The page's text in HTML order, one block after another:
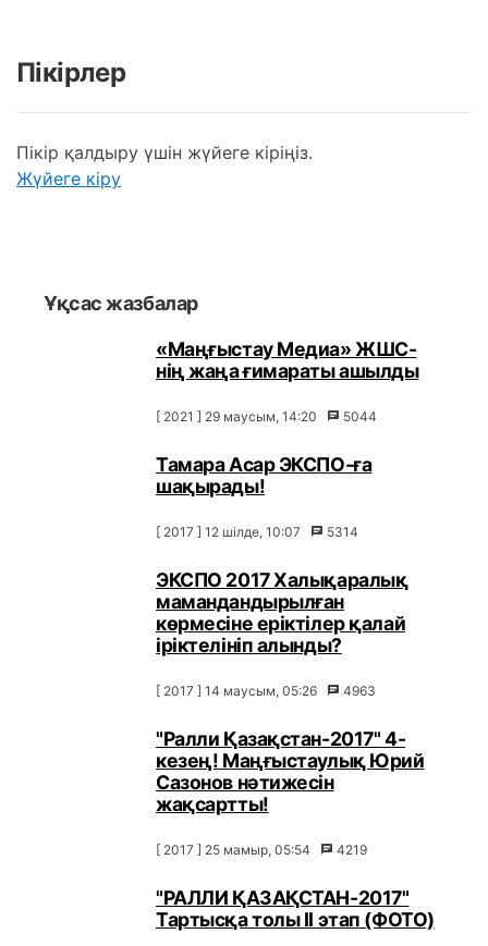
Пікірлер
Пікір қалдыру үшін жүйеге кіріңіз.
Жүйеге кіру
Ұқсас жазбалар
«Маңғыстау Медиа» ЖШС-
нің жаңа ғимараты ашылды
[ 2021 ] 29 маусым, 14:20 5044
Тамара Асар ЭКСПО-ға
шақырады!
[ 2017 ] 12 шілде, 10:07 5314
ЭКСПО 2017 Халықаралық
мамандандырылған
көрмесіне еріктілер қалай
іріктелініп алынды?
[ 2017 ] 14 маусым, 05:26 4963
"Ралли Қазақстан-2017" 4-
кезең! Маңғыстаулық Юрий
Сазонов нәтижесін
жақсартты!
[ 2017 ] 25 мамыр, 05:54 4219
"РАЛЛИ ҚАЗАҚСТАН-2017"
Тартысқа толы ІІ этап (ФОТО)